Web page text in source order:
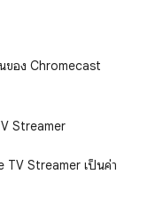
ของ Chromecast
Streamer
TV Streamer เป็นค่า